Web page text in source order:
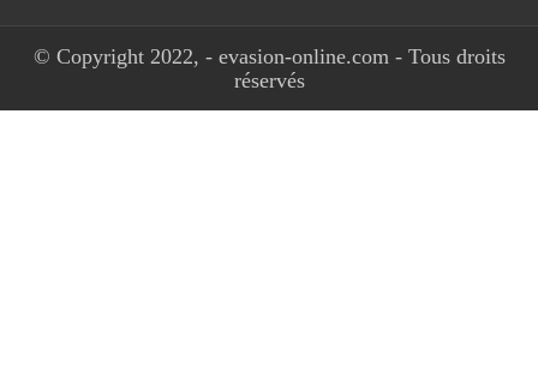
© Copyright 2022, - evasion-online.com - Tous droits
réservés